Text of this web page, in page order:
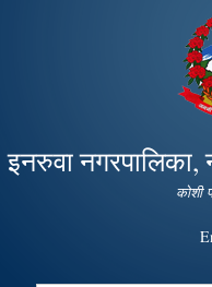
Skip
main
इनरुवा नगरपालिका,
कोशी